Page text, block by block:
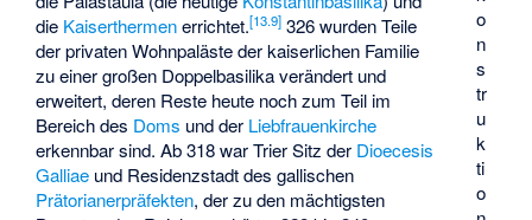
o
n
s
tr
u
k
ti
o
die Kaiserthermenerrichtet.[13.9] 326 wurden Teile
der privaten Wohnpaläste der kaiserlichen Familie
zu einer großen Doppelbasilika verändert und
erweitert, deren Reste heute noch zum Teil im
Bereich des Doms und der Liebfrauenkirche
erkennbar sind. Ab 318 war Trier Sitz der Dioecesis
Galliae und Residenzstadt des gallischen
Prätorianerpräfekten, der zu den mächtigsten